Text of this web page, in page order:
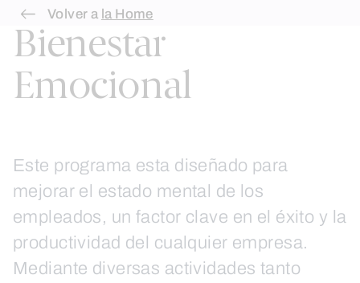
Skip
content
Volver a la Home
Bienestar
Emocional
Este programa esta diseñado para
mejorar el estado mental de los
empleados, un factor clave en el éxito y la
productividad del cualquier empresa.
Mediante diversas actividades tanto